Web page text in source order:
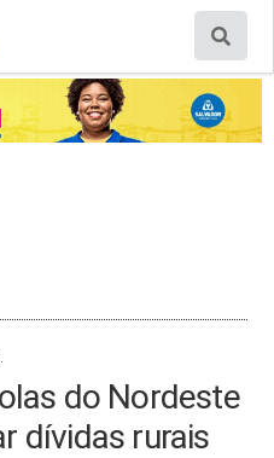
do Nordeste
dívidas rurais